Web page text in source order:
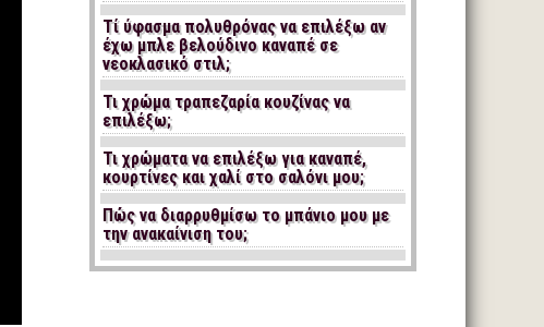
Τί ύφασμα πολυθρόνας να επιλέξω αν
έχω μπλε βελούδινο καναπέ σε
νεοκλασικό στιλ;
Τι χρώμα τραπεζαρία κουζίνας να
επιλέξω;
Τι χρώματα να επιλέξω για καναπέ,
κουρτίνες και χαλί στο σαλόνι μου;
Πώς να διαρρυθμίσω το μπάνιο μου με
την ανακαίνιση του;